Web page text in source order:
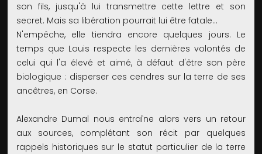
son fils, jusqu'à lui transmettre cette lettre et son
secret. Mais sa libération pourrait lui être fatale...
N'empêche, elle tiendra encore quelques jours. Le
temps que Louis respecte les dernières volontés de
celui qui l'a élevé et aimé, à défaut d'être son père
biologique : disperser ces cendres sur la terre de ses
ancêtres, en Corse.
Alexandre Dumal nous entraîne alors vers un retour
aux sources, complétant son récit par quelques
rappels historiques sur le statut particulier de la terre